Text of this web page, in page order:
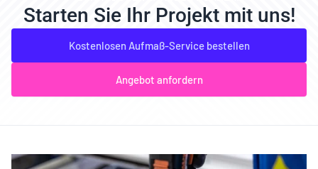
Starten Sie Ihr Projekt mit uns!
Kostenlosen Aufmaß-Service bestellen
Angebot anfordern